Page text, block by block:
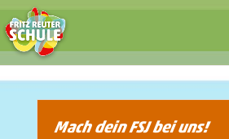
Mach dein FSJ bei uns!